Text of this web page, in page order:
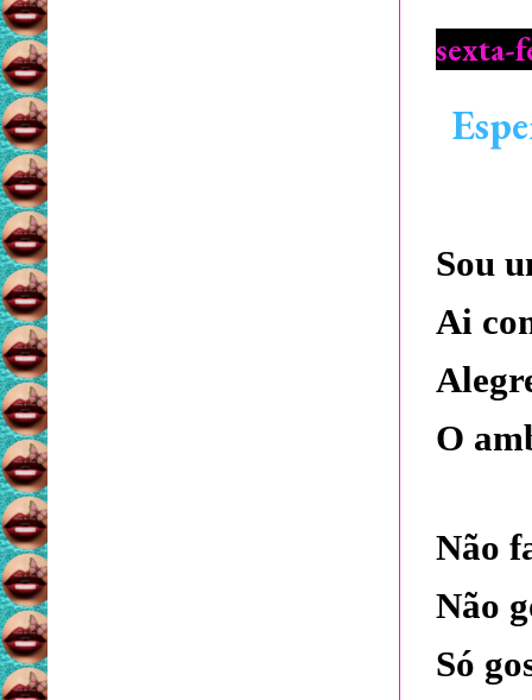
sexta-
Sou
Ai
O
Não
Não
Só